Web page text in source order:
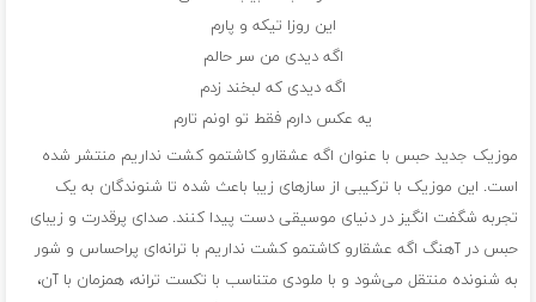
این روزا تیکه و پارم
اگه دیدی من سر حالم
اگه دیدی که لبخند زدم
یه عکس دارم فقط تو اونم تارم
موزیک جدید حبس با عنوان اگه عشقارو کاشتمو کشت نداریم منتشر شده
است. این موزیک با ترکیبی از سازهای زیبا باعث شده تا شنوندگان به یک
تجربه شگفت انگیز در دنیای موسیقی دست پیدا کنند. صدای پرقدرت و زیبای
حبس در آهنگ اگه عشقارو کاشتمو کشت نداریم با ترانه‌ای پراحساس و شور
به شنونده منتقل می‌شود و با ملودی متناسب با تکست ترانه، همزمان با آن،